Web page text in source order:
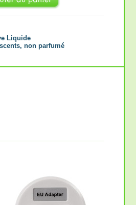
Liquide
non parfumé